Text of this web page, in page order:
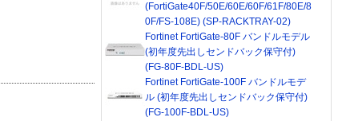
(FortiGate40F/50E/60E/60F/61F/80E/8
0F/FS-108E) (SP-RACKTRAY-02)
Fortinet FortiGate-80F バンドルモデル
(初年度先出しセンドバック保守付)
(FG-80F-BDL-US)
Fortinet FortiGate-100F バンドルモデ
ル (初年度先出しセンドバック保守付)
(FG-100F-BDL-US)